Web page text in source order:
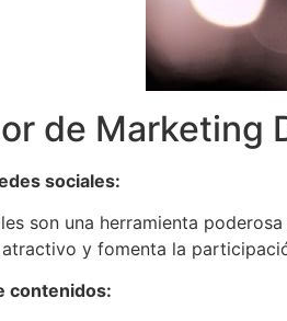
de Marketing
sociales:
son una herramienta
y fomenta la
contenidos: